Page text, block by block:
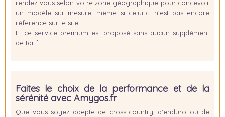
rendez-vous selon votre zone géographique pour concevoir
un modèle sur mesure, même si celui-ci n’est pas encore
référencé sur le site.
Et ce service premium est proposé sans aucun supplément
de tarif
Faites le choix de la performance et de la
sérénité avec Amygos.fr
Que vous soyez adepte de cross-country, d’enduro ou de